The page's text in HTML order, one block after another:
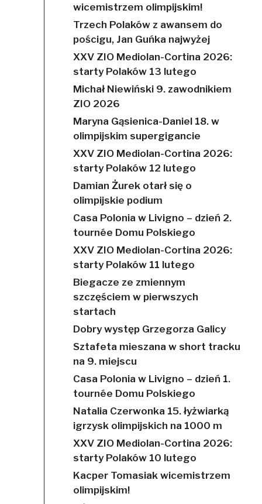
wicemistrzem olimpijskim!
Trzech Polaków z awansem do
pościgu, Jan Guńka najwyżej
XXV ZIO Mediolan-Cortina 2026:
starty Polaków 13 lutego
Michał Niewiński 9. zawodnikiem
ZIO 2026
Maryna Gąsienica-Daniel 18. w
olimpijskim supergigancie
XXV ZIO Mediolan-Cortina 2026:
starty Polaków 12 lutego
Damian Żurek otarł się o
olimpijskie podium
Casa Polonia w Livigno – dzień 2.
tournée Domu Polskiego
XXV ZIO Mediolan-Cortina 2026:
starty Polaków 11 lutego
Biegacze ze zmiennym
szczęściem w pierwszych
startach
Dobry występ Grzegorza Galicy
Sztafeta mieszana w short tracku
na 9. miejscu
Casa Polonia w Livigno – dzień 1.
tournée Domu Polskiego
Natalia Czerwonka 15. łyżwiarką
igrzysk olimpijskich na 1000 m
XXV ZIO Mediolan-Cortina 2026:
starty Polaków 10 lutego
Kacper Tomasiak wicemistrzem
olimpijskim!